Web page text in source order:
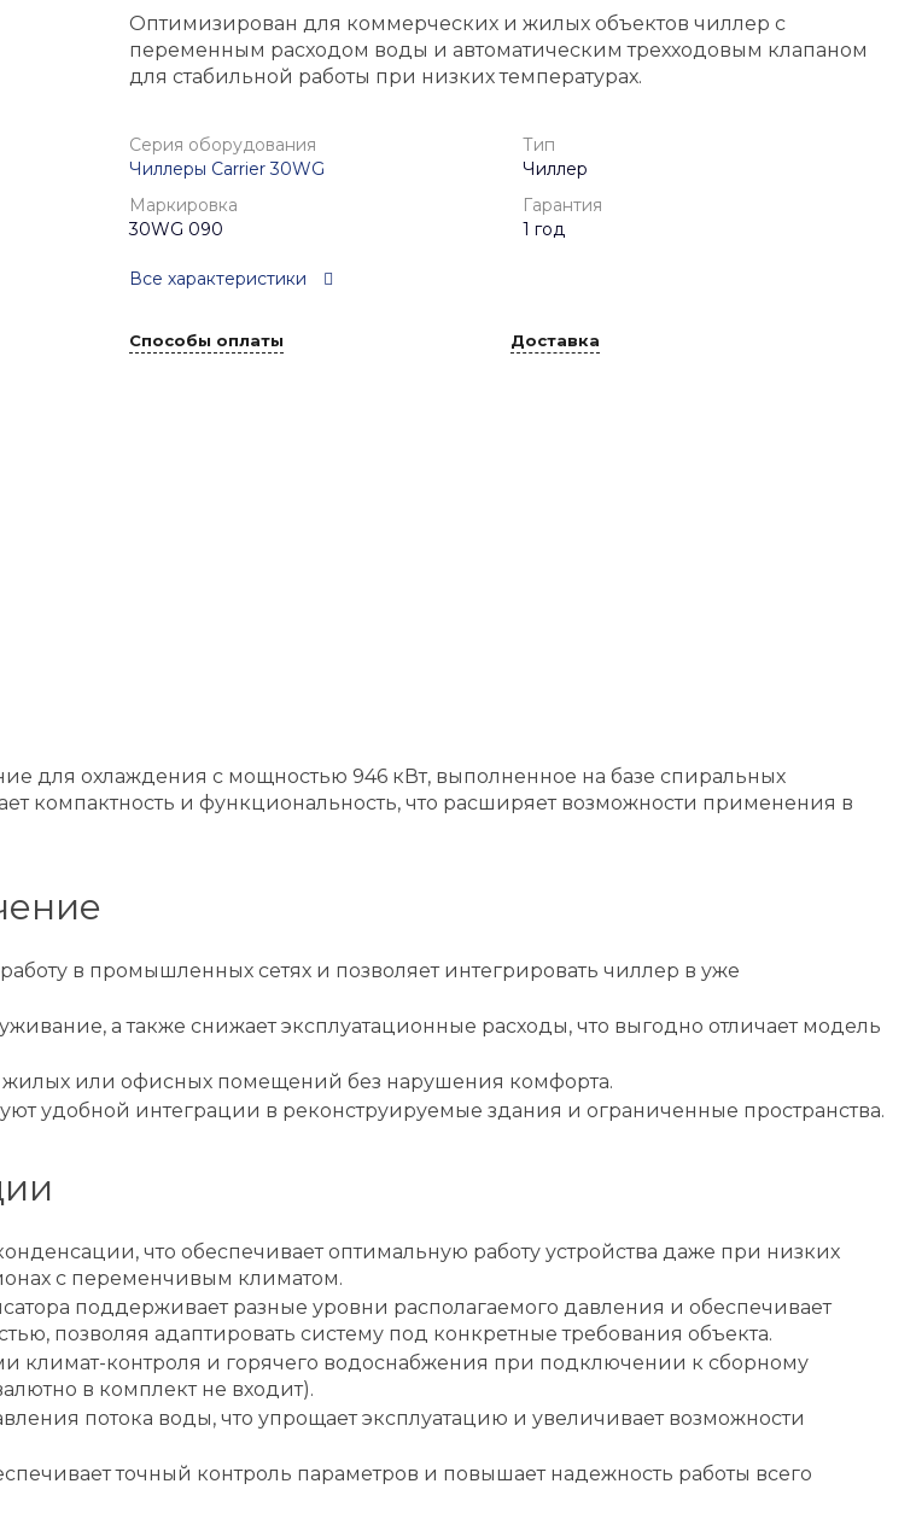
Оптимизирован для коммерческих и жилых объектов чиллер с
переменным расходом воды и автоматическим трехходовым клапаном
для стабильной работы при низких температурах.
Серия оборудования
Чиллеры Carrier 30WG
Тип
Чиллер
Маркировка
30WG 090
Гарантия
1 год
Все характеристики
Способы оплаты Доставка
для охлаждения с мощностью 946 кВт, выполненное на базе спиральных
компактность и функциональность, что расширяет возможности применения в
в промышленных сетях и позволяет интегрировать чиллер в уже
а также снижает эксплуатационные расходы, что выгодно отличает модель
жилых или офисных помещений без нарушения комфорта.
удобной интеграции в реконструируемые здания и ограниченные пространства.
что обеспечивает оптимальную работу устройства даже при низких
с переменчивым климатом.
поддерживает разные уровни располагаемого давления и обеспечивает
позволяя адаптировать систему под конкретные требования объекта.
климат-контроля и горячего водоснабжения при подключении к сборному
в комплект не входит).
потока воды, что упрощает эксплуатацию и увеличивает возможности
точный контроль параметров и повышает надежность работы всего